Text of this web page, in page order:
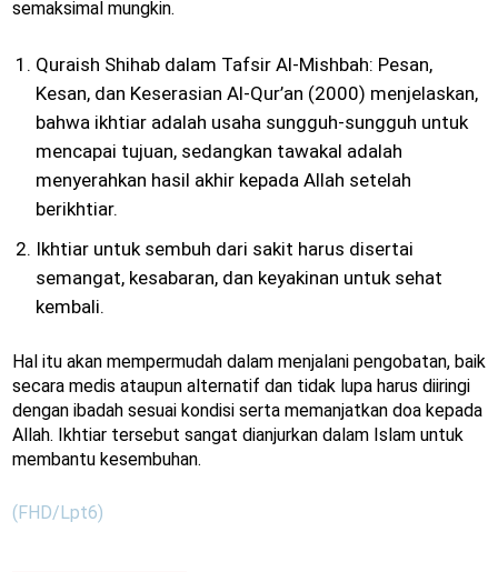
semaksimal mungkin.
Quraish Shihab dalam Tafsir Al-Mishbah: Pesan,
Kesan, dan Keserasian Al-Qur’an (2000) menjelaskan,
bahwa ikhtiar adalah usaha sungguh-sungguh untuk
mencapai tujuan, sedangkan tawakal adalah
menyerahkan hasil akhir kepada Allah setelah
berikhtiar.
Ikhtiar untuk sembuh dari sakit harus disertai
semangat, kesabaran, dan keyakinan untuk sehat
kembali.
Hal itu akan mempermudah dalam menjalani pengobatan, baik
secara medis ataupun alternatif dan tidak lupa harus diiringi
dengan ibadah sesuai kondisi serta memanjatkan doa kepada
Allah. Ikhtiar tersebut sangat dianjurkan dalam Islam untuk
membantu kesembuhan.
(FHD/Lpt6)